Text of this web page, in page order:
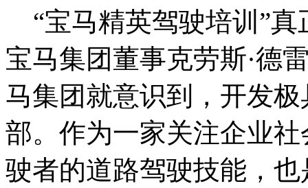
“宝马精英驾驶培训”真
宝马集团董事克劳斯·德
马集团就意识到，开发
部。作为一家关注企业
驶者的道路驾驶技能，